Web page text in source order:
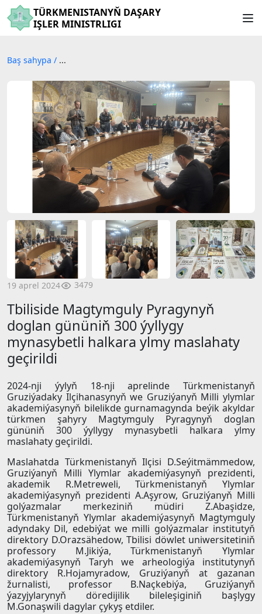
TÜRKMENISTANYŇ DAŞARY
IŞLER MINISTRLIGI
Baş sahypa / ...
19 aprel 2024 3479
Tbiliside Magtymguly Pyragynyň
doglan gününiň 300 ýyllygy
mynasybetli halkara ylmy maslahaty
geçirildi
2024-nji ýylyň 18-nji aprelinde Türkmenistanyň
Gruziýadaky Ilçihanasynyň we Gruziýanyň Milli ylymlar
akademiýasynyň bilelikde gurnamagynda beýik akyldar
türkmen şahyry Magtymguly Pyragynyň doglan
gününiň 300 ýyllygy mynasybetli halkara ylmy
maslahaty geçirildi.
Maslahatda Türkmenistanyň Ilçisi D.Seýitmämmedow,
Gruziýanyň Milli Ylymlar akademiýasynyň prezidenti,
akademik R.Metreweli, Türkmenistanyň Ylymlar
akademiýasynyň prezidenti A.Aşyrow, Gruziýanyň Milli
golýazmalar merkeziniň müdiri Z.Abaşidze,
Türkmenistanyň Ylymlar akademiýasynyň Magtymguly
adyndaky Dil, edebiýat we milli golýazmalar institutyň
direktory D.Orazsähedow, Tbilisi döwlet uniwersitetiniň
professory M.Jikiýa, Türkmenistanyň Ylymlar
akademiýasynyň Taryh we arheologiýa institutynyň
direktory R.Hojamyradow, Gruziýanyň at gazanan
žurnalisti, professor B.Naçkebiýa, Gruziýanyň
ýazyjylarynyň döredijilik bileleşiginiň başlygy
M.Gonaşwili dagylar çykyş etdiler.